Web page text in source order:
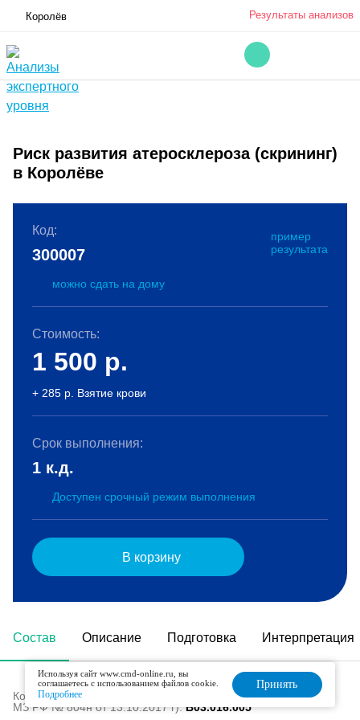
Королёв Результаты анализов
Риск развития атеросклероза (скрининг)
в Королёве
Состав Описание Подготовка Интерпретация
Код в номенклатуре медицинских услуг (Приказ
МЗ РФ № 804н от 13.10.2017 г):B03.016.005
Код:
пример
результата
300007
можно сдать на дому
Стоимость:
1 500 р.
+ 285 р. Взятие крови
Срок выполнения:
1 к.д.
Доступен срочный режим выполнения
В корзину
Используя сайт www.cmd-online.ru, вы
соглашаетесь с использованием файлов cookie.
Подробнее
Принять